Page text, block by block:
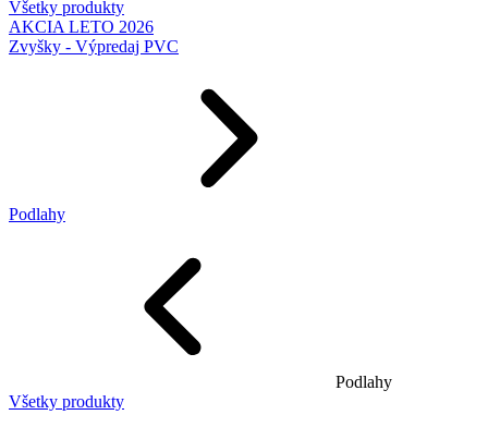
Všetky produkty
AKCIA LETO 2026
Zvyšky - Výpredaj PVC
Podlahy
Podlahy
Všetky produkty